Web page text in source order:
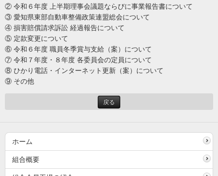
② 令和６年度 上半期理事会議題ならびに事業報告書について
③ 愛知県東部自動車整備政策連盟総会について
④ 損害賠償請求訴訟 経過報告について
⑤ 定款変更について
⑥ 令和６年度 職員冬季賞与支給（案）について
⑦ 令和７年度・８年度 各委員会の定員について
⑧ ひかり電話・インターネット更新（案）について
⑨ その他
戻る
ホーム
組合概要